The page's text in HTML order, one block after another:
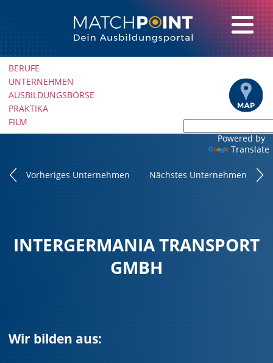
überspringen
BERUFE
UNTERNEHMEN
AUSBILDUNGSBÖRSE
PRAKTIKA
FILM
Powered by
Translate
Vorheriges Unternehmen Nächstes Unternehmen
INTERGERMANIA TRANSPORT
GMBH
Wir bilden aus: